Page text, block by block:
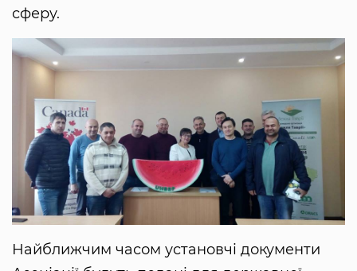
сферу.
Найближчим часом установчі документи